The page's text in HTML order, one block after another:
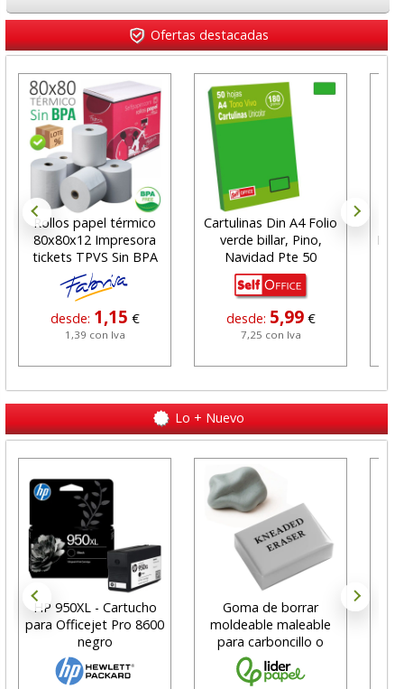
Ofertas destacadas
Rollos papel térmico
80x80x12 Impresora
tickets TPVS Sin BPA
desde: 1,15 €
1,39 con Iva
Cartulinas Din A4 Folio
verde billar, Pino,
Navidad Pte 50
desde: 5,99 €
7,25 con Iva
Lo + Nuevo
HP 950XL - Cartucho
para Officejet Pro 8600
negro
Goma de borrar
moldeable maleable
para carboncillo o
grafito